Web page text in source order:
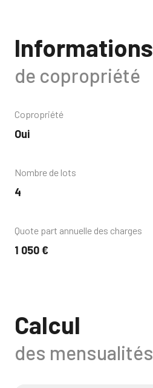
Informations
de copropriété
Copropriété
Oui
Nombre de lots
4
Quote part annuelle des charges
1 050 €
Calcul
des mensualités